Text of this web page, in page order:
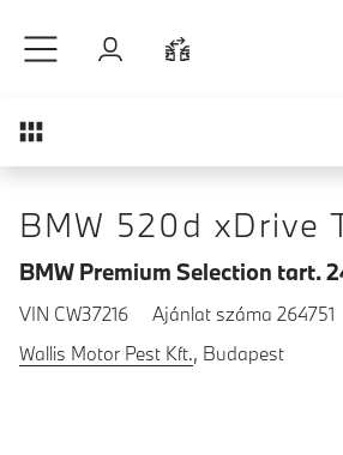
Bejelentkezés
Áttekintés
BMW 520d xDrive
BMW Premium Selection tart.
VIN CW37216
Ajánlat száma 264751
Wallis Motor Pest Kft., Budapest